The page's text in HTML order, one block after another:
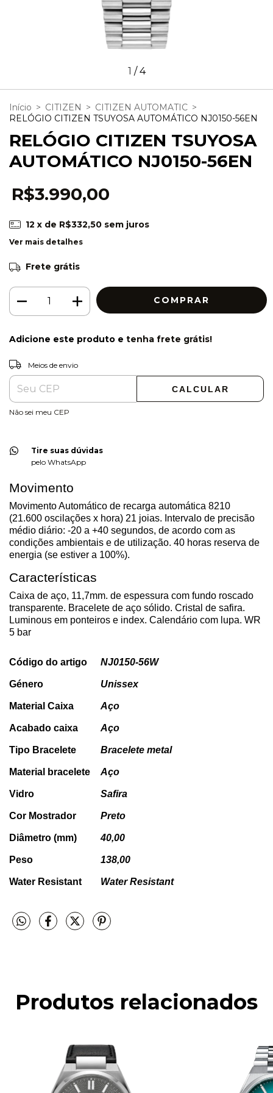
1 /4
Início > CITIZEN > CITIZEN AUTOMATIC >
RELÓGIO CITIZEN TSUYOSA AUTOMÁTICO NJ0150-56EN
RELÓGIO CITIZEN TSUYOSA
AUTOMÁTICO NJ0150-56EN
R$3.990,00
12 x de R$332,50 sem juros
Ver mais detalhes
Frete grátis
Adicione este produto e tenha frete grátis!
Entregas para o CEP:
Meios de envio
CALCULAR
Não sei meu CEP
Tire suas dúvidas
pelo WhatsApp
Movimento
Movimento Automático de recarga automática 8210
(21.600 oscilações x hora) 21 joias. Intervalo de precisão
médio diário: -20 a +40 segundos, de acordo com as
condições ambientais e de utilização. 40 horas reserva de
energia (se estiver a 100%).
Características
Caixa de aço, 11,7mm. de espessura com fundo roscado
transparente. Bracelete de aço sólido. Cristal de safira.
Luminous em ponteiros e index. Calendário com lupa. WR
5 bar
Código do artigo NJ0150-56W
Género Unissex
Material Caixa Aço
Acabado caixa Aço
Tipo Bracelete Bracelete metal
Material bracelete Aço
Vidro Safira
Cor Mostrador Preto
Diâmetro (mm) 40,00
Peso 138,00
Water Resistant Water Resistant
Produtos relacionados